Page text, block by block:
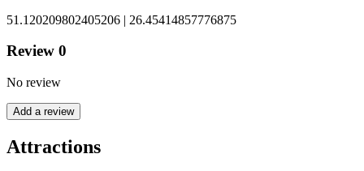
51.120209802405206 | 26.45414857776875
Review 0
No review
Add a review
Attractions